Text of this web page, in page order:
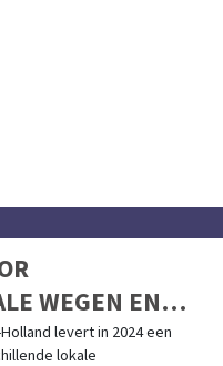
WEGEN EN
levert in 2024 een
lokale